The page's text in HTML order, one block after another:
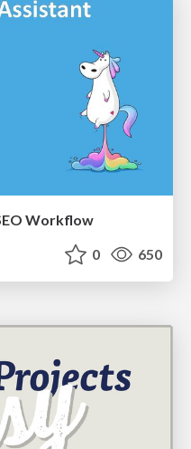
Workflow
0 650